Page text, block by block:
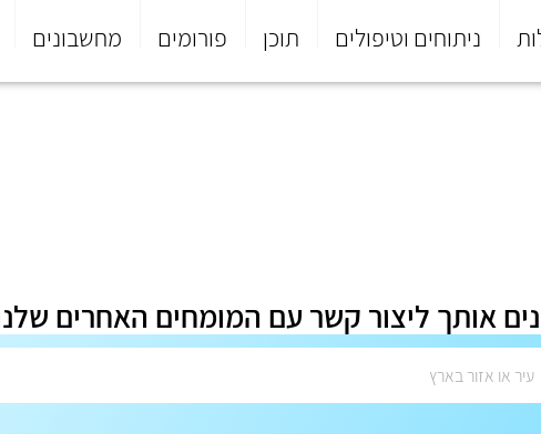
ניתוחים וטיפולים תוכן פורומים מחשבונים
אותך ליצור קשר עם המומחים האחרים